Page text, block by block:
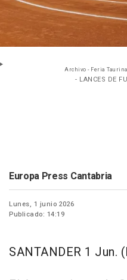
Archivo - Feria
- LANCES DE
Europa Press Cantabria
Lunes, 1 junio 2026
Publicado: 14:19
SANTANDER 1 Jun.